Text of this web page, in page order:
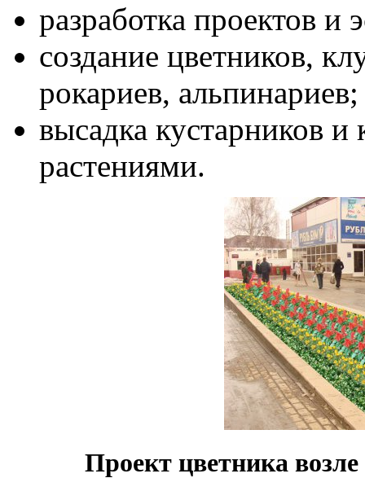
разработка проектов и
создание цветников,
рокариев, альпинариев;
высадка кустарников и
растениями.
Проект цветника